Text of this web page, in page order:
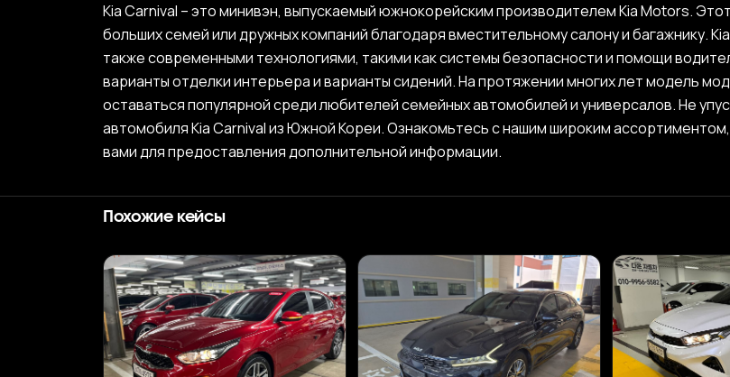
Kia Carnival – это минивэн, выпускаемый южнокорейским производителем Kia Motors.
больших семей или дружных компаний благодаря вместительному салону и багажнику.
также современными технологиями, такими как системы безопасности и помощи
варианты отделки интерьера и варианты сидений. На протяжении многих лет модель
оставаться популярной среди любителей семейных автомобилей и универсалов. Не
автомобиля Kia Carnival из Южной Кореи. Ознакомьтесь с нашим широким
вами для предоставления дополнительной информации.
Похожие кейсы